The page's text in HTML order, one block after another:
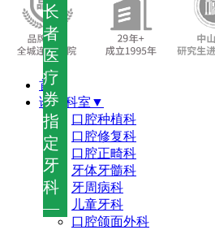
长
者
医
疗
券
指
定
牙
科
—
首页
诊疗科室▼
口腔种植科
口腔修复科
口腔正畸科
牙体牙髓科
牙周病科
儿童牙科
口腔颌面外科